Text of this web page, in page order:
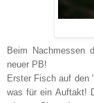
Beim
neuer PB!
Erster Fisch auf den
was für ein Auftakt!